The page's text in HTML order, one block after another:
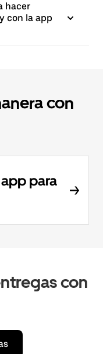
hacer
con la app
con
para
con